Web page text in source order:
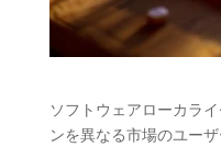
ソフトウェアローカラ
ンを異なる市場のユー